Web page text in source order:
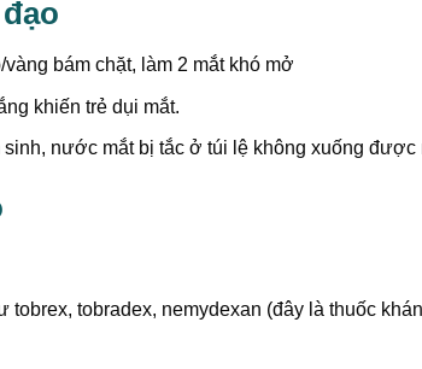
bám chặt, làm 2 mắt khó mở
khiến trẻ dụi mắt.
nước mắt bị tắc ở túi lệ không xuống
tobradex, nemydexan (đây là thuốc